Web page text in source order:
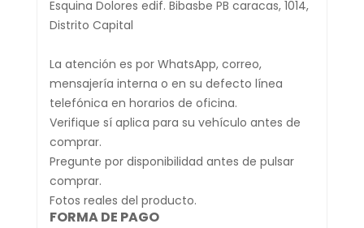
Esquina Dolores edif. Bibasbe PB caracas, 1014,
Distrito Capital
La atención es por WhatsApp, correo,
mensajería interna o en su defecto línea
telefónica en horarios de oficina.
Verifique sí aplica para su vehículo antes de
comprar.
Pregunte por disponibilidad antes de pulsar
comprar.
Fotos reales del producto.
FORMA DE PAGO